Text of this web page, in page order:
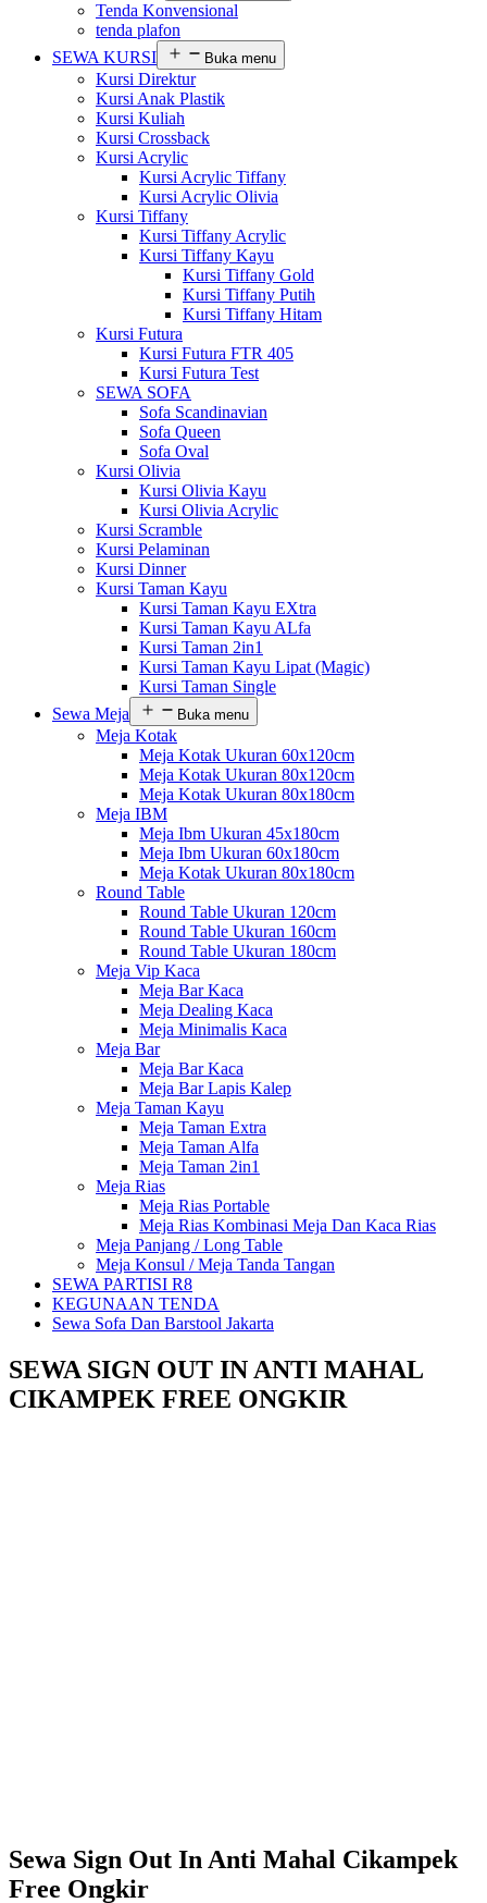
Tenda Konvensional
tenda plafon
SEWA KURSI
Buka menu
Kursi Direktur
Kursi Anak Plastik
Kursi Kuliah
Kursi Crossback
Kursi Acrylic
Kursi Acrylic Tiffany
Kursi Acrylic Olivia
Kursi Tiffany
Kursi Tiffany Acrylic
Kursi Tiffany Kayu
Kursi Tiffany Gold
Kursi Tiffany Putih
Kursi Tiffany Hitam
Kursi Futura
Kursi Futura FTR 405
Kursi Futura Test
SEWA SOFA
Sofa Scandinavian
Sofa Queen
Sofa Oval
Kursi Olivia
Kursi Olivia Kayu
Kursi Olivia Acrylic
Kursi Scramble
Kursi Pelaminan
Kursi Dinner
Kursi Taman Kayu
Kursi Taman Kayu EXtra
Kursi Taman Kayu ALfa
Kursi Taman 2in1
Kursi Taman Kayu Lipat (Magic)
Kursi Taman Single
Sewa Meja
Buka menu
Meja Kotak
Meja Kotak Ukuran 60x120cm
Meja Kotak Ukuran 80x120cm
Meja Kotak Ukuran 80x180cm
Meja IBM
Meja Ibm Ukuran 45x180cm
Meja Ibm Ukuran 60x180cm
Meja Kotak Ukuran 80x180cm
Round Table
Round Table Ukuran 120cm
Round Table Ukuran 160cm
Round Table Ukuran 180cm
Meja Vip Kaca
Meja Bar Kaca
Meja Dealing Kaca
Meja Minimalis Kaca
Meja Bar
Meja Bar Kaca
Meja Bar Lapis Kalep
Meja Taman Kayu
Meja Taman Extra
Meja Taman Alfa
Meja Taman 2in1
Meja Rias
Meja Rias Portable
Meja Rias Kombinasi Meja Dan Kaca Rias
Meja Panjang / Long Table
Meja Konsul / Meja Tanda Tangan
SEWA PARTISI R8
KEGUNAAN TENDA
Sewa Sofa Dan Barstool Jakarta
SEWA SIGN OUT IN ANTI MAHAL
CIKAMPEK FREE ONGKIR
Sewa Sign Out In Anti Mahal Cikampek
Free Ongkir